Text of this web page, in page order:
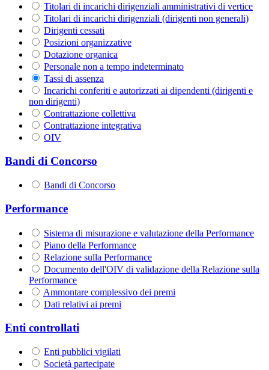
Titolari di incarichi dirigenziali amministrativi di vertice
Titolari di incarichi dirigenziali (dirigenti non generali)
Dirigenti cessati
Posizioni organizzative
Dotazione organica
Personale non a tempo indeterminato
Tassi di assenza
Incarichi conferiti e autorizzati ai dipendenti (dirigenti e
non dirigenti)
Contrattazione collettiva
Contrattazione integrativa
OIV
Bandi di Concorso
Bandi di Concorso
Performance
Sistema di misurazione e valutazione della Performance
Piano della Performance
Relazione sulla Performance
Documento dell'OIV di validazione della Relazione sulla
Performance
Ammontare complessivo dei premi
Dati relativi ai premi
Enti controllati
Enti pubblici vigilati
Società partecipate